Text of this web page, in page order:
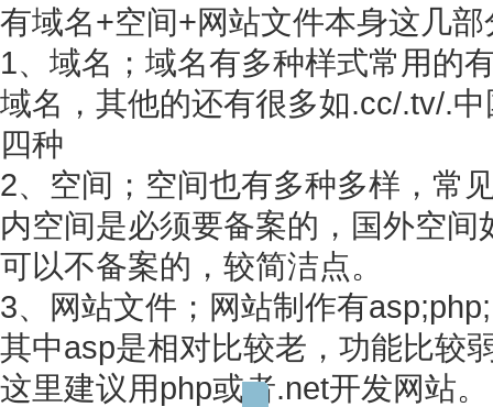
有域名+空间+网站文件本身这几
1、域名；域名有多种样式常用的
域名，其他的还有很多如.cc/.tv/.
四种
2、空间；空间也有多种多样，常
内空间是必须要备案的，国外空
可以不备案的，较简洁点。
3、网站文件；网站制作有
其中asp是相对比较老，功能比较
这里建议用php或者.net开发网站。